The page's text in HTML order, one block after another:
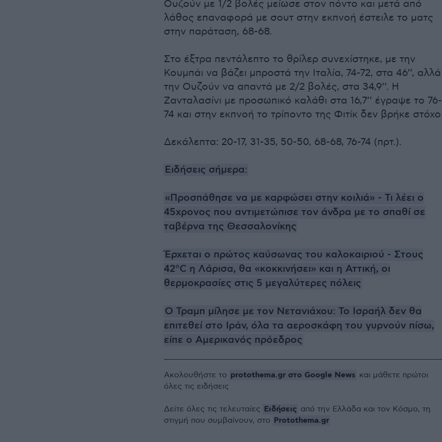
Ουζούν με 1/2 βολές μείωσε στον πόντο και μετά από
λάθος επαναφορά με σουτ στην εκπνοή έστειλε το ματς
στην παράταση, 68-68.
Στο έξτρα πεντάλεπτο το θρίλερ συνεχίστηκε, με την
Κουμπάι να βάζει μπροστά την Ιταλία, 74-72, στα 46’’, αλλά
την Ουζούν να απαντά με 2/2 βολές, στα 34,9’’. Η
Ζανταλασίνι με προσωπικό καλάθι στα 16,7’’ έγραψε το 76-
74 και στην εκπνοή το τρίποντο της Φιτίκ δεν βρήκε
Δεκάλεπτα: 20-17, 31-35, 50-50, 68-68, 76-74 (πρτ.).
Ειδήσεις σήμερα:
«Προσπάθησε να με καρφώσει στην κοιλιά» - Τι λέει ο
45χρονος που αντιμετώπισε τον άνδρα με το σπαθί σε
ταβέρνα της Θεσσαλονίκης
Έρχεται ο πρώτος καύσωνας του καλοκαιριού - Στους
42°C η Λάρισα, θα «κοκκινήσει» και η Αττική, οι
θερμοκρασίες στις 5 μεγαλύτερες πόλεις
Ο Τραμπ μίλησε με τον Νετανιάχου: Το Ισραήλ δεν θα
επιτεθεί στο Ιράν, όλα τα αεροσκάφη του γυρνούν πίσω,
είπε ο Αμερικανός πρόεδρος
Ακολουθήστε το protothema.gr στο Google News και μάθετε πρώτοι
όλες τις ειδήσεις
Δείτε όλες τις τελευταίες Ειδήσεις από την Ελλάδα και τον Κόσμο, τη
στιγμή που συμβαίνουν, στο Protothema.gr